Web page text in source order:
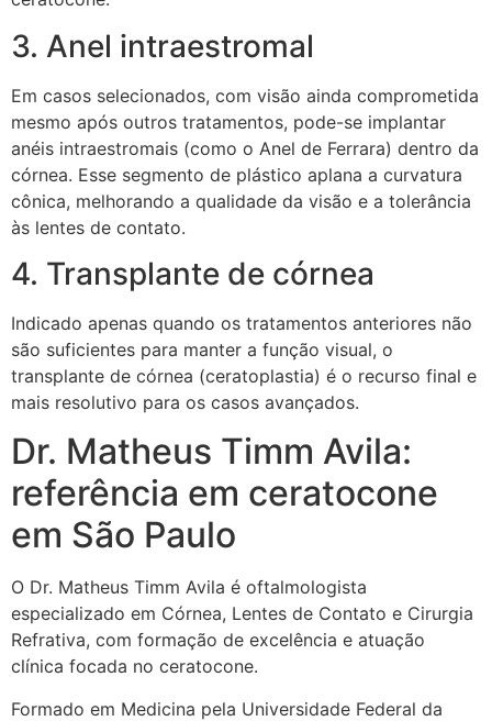
3. Anel intraestromal
Em casos selecionados, com visão ainda comprometida
mesmo após outros tratamentos, pode-se implantar
anéis intraestromais (como o Anel de Ferrara) dentro da
córnea. Esse segmento de plástico aplana a curvatura
cônica, melhorando a qualidade da visão e a tolerância
às lentes de contato.
4. Transplante de córnea
Indicado apenas quando os tratamentos anteriores não
são suficientes para manter a função visual, o
transplante de córnea (ceratoplastia) é o recurso final e
mais resolutivo para os casos avançados.
Dr. Matheus Timm Avila:
referência em ceratocone
em São Paulo
O Dr. Matheus Timm Avila é oftalmologista
especializado em Córnea, Lentes de Contato e Cirurgia
Refrativa, com formação de excelência e atuação
clínica focada no ceratocone.
Formado em Medicina pela Universidade Federal da